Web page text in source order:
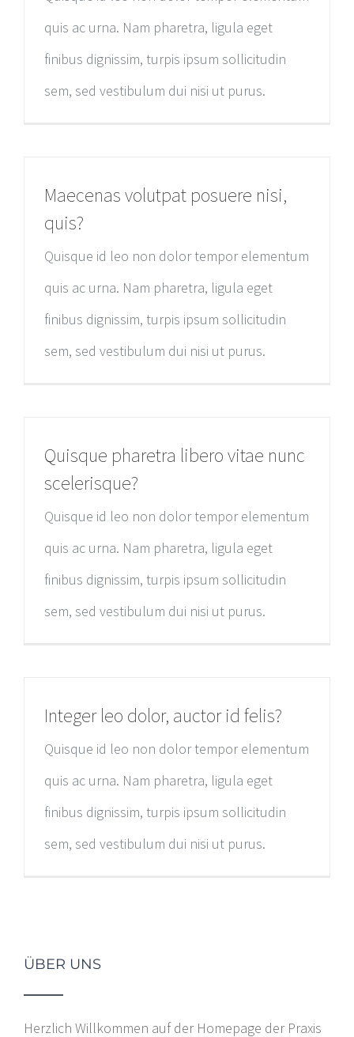
quis ac urna. Nam pharetra, ligula eget
finibus dignissim, turpis ipsum sollicitudin
sem, sed vestibulum dui nisi ut purus.
Maecenas volutpat posuere nisi,
quis?
Quisque id leo non dolor tempor elementum
quis ac urna. Nam pharetra, ligula eget
finibus dignissim, turpis ipsum sollicitudin
sem, sed vestibulum dui nisi ut purus.
Quisque pharetra libero vitae nunc
scelerisque?
Quisque id leo non dolor tempor elementum
quis ac urna. Nam pharetra, ligula eget
finibus dignissim, turpis ipsum sollicitudin
sem, sed vestibulum dui nisi ut purus.
Integer leo dolor, auctor id felis?
Quisque id leo non dolor tempor elementum
quis ac urna. Nam pharetra, ligula eget
finibus dignissim, turpis ipsum sollicitudin
sem, sed vestibulum dui nisi ut purus.
ÜBER UNS
Herzlich Willkommen auf der Homepage der Praxis